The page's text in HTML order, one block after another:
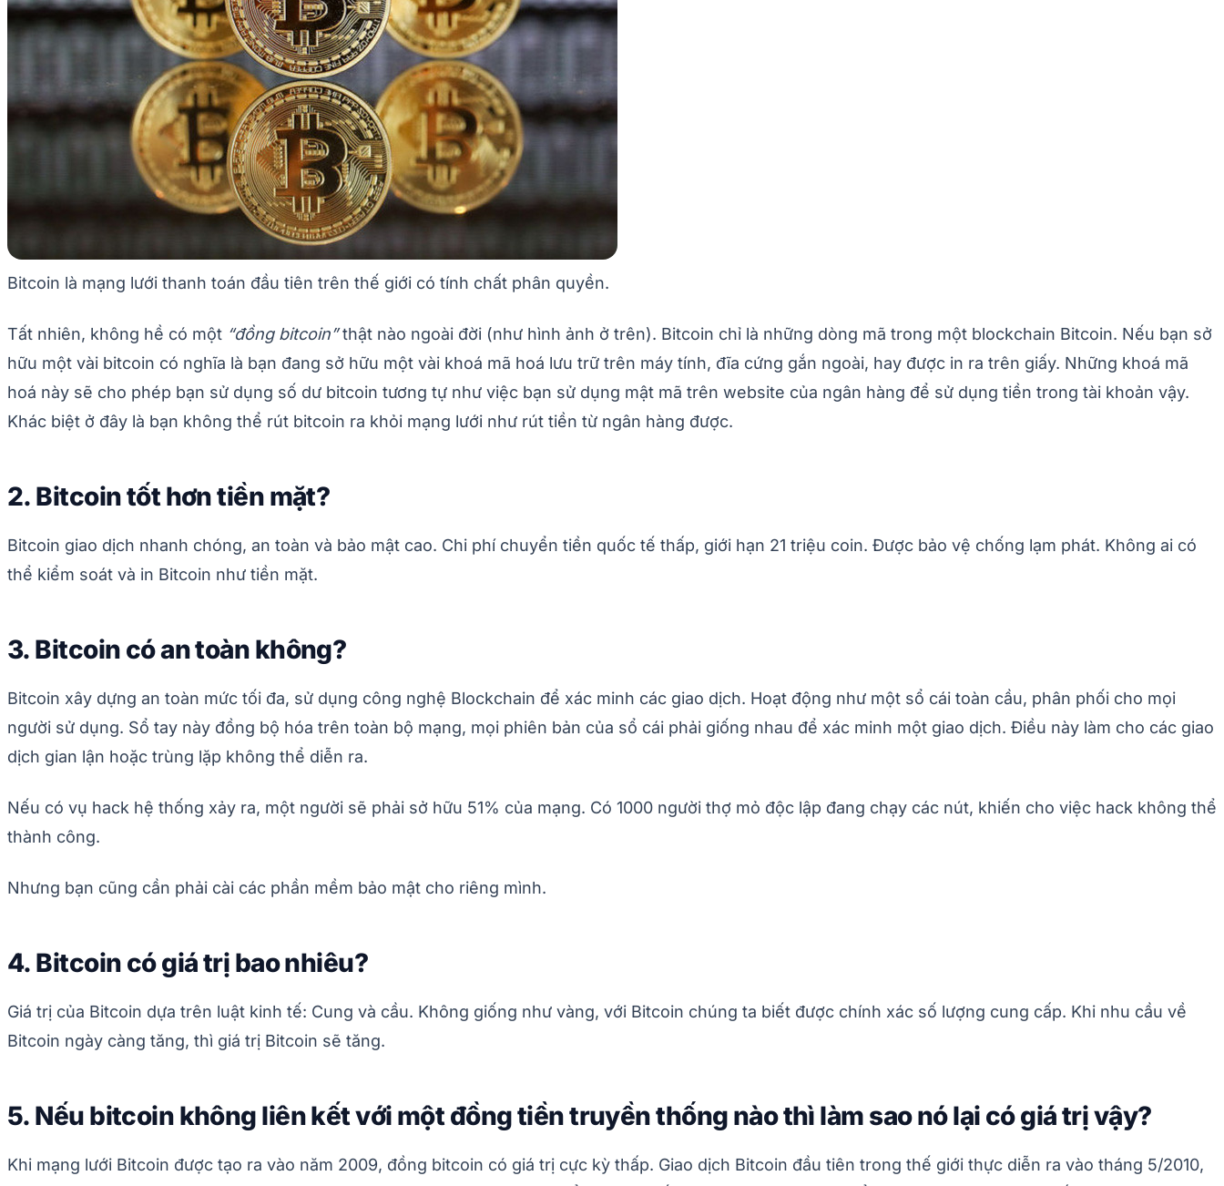
Bitcoin là mạng lưới thanh toán đầu tiên trên thế giới có tính chất phân quyền.
Tất nhiên, không hề có một “đồng bitcoin”thật nào ngoài đời (như hình ảnh ở trên). Bitcoin chỉ là những dòng mã trong một blockchain Bitcoin. Nếu bạn sở
hữu một vài bitcoin có nghĩa là bạn đang sở hữu một vài khoá mã hoá lưu trữ trên máy tính, đĩa cứng gắn ngoài, hay được in ra trên giấy. Những khoá mã
hoá này sẽ cho phép bạn sử dụng số dư bitcoin tương tự như việc bạn sử dụng mật mã trên website của ngân hàng để sử dụng tiền trong tài khoản vậy.
Khác biệt ở đây là bạn không thể rút bitcoin ra khỏi mạng lưới như rút tiền từ ngân hàng được.
2. Bitcoin tốt hơn tiền mặt?
Bitcoin giao dịch nhanh chóng, an toàn và bảo mật cao. Chi phí chuyển tiền quốc tế thấp, giới hạn 21 triệu coin. Được bảo vệ chống lạm phát. Không ai có
thể kiểm soát và in Bitcoin như tiền mặt.
3. Bitcoin có an toàn không?
Bitcoin xây dựng an toàn mức tối đa, sử dụng công nghệ Blockchain để xác minh các giao dịch. Hoạt động như một sổ cái toàn cầu, phân phối cho mọi
người sử dụng. Sổ tay này đồng bộ hóa trên toàn bộ mạng, mọi phiên bản của sổ cái phải giống nhau để xác minh một giao dịch. Điều này làm cho các giao
dịch gian lận hoặc trùng lặp không thể diễn ra.
Nếu có vụ hack hệ thống xảy ra, một người sẽ phải sở hữu 51% của mạng. Có 1000 người thợ mỏ độc lập đang chạy các nút, khiến cho việc hack không thể
thành công.
Nhưng bạn cũng cần phải cài các phần mềm bảo mật cho riêng mình.
4. Bitcoin có giá trị bao nhiêu?
Giá trị của Bitcoin dựa trên luật kinh tế: Cung và cầu. Không giống như vàng, với Bitcoin chúng ta biết được chính xác số lượng cung cấp. Khi nhu cầu về
Bitcoin ngày càng tăng, thì giá trị Bitcoin sẽ tăng.
5. Nếu bitcoin không liên kết với một đồng tiền truyền thống nào thì làm sao nó lại có giá trị vậy?
Khi mạng lưới Bitcoin được tạo ra vào năm 2009, đồng bitcoin có giá trị cực kỳ thấp. Giao dịch Bitcoin đầu tiên trong thế giới thực diễn ra vào tháng 5/2010,